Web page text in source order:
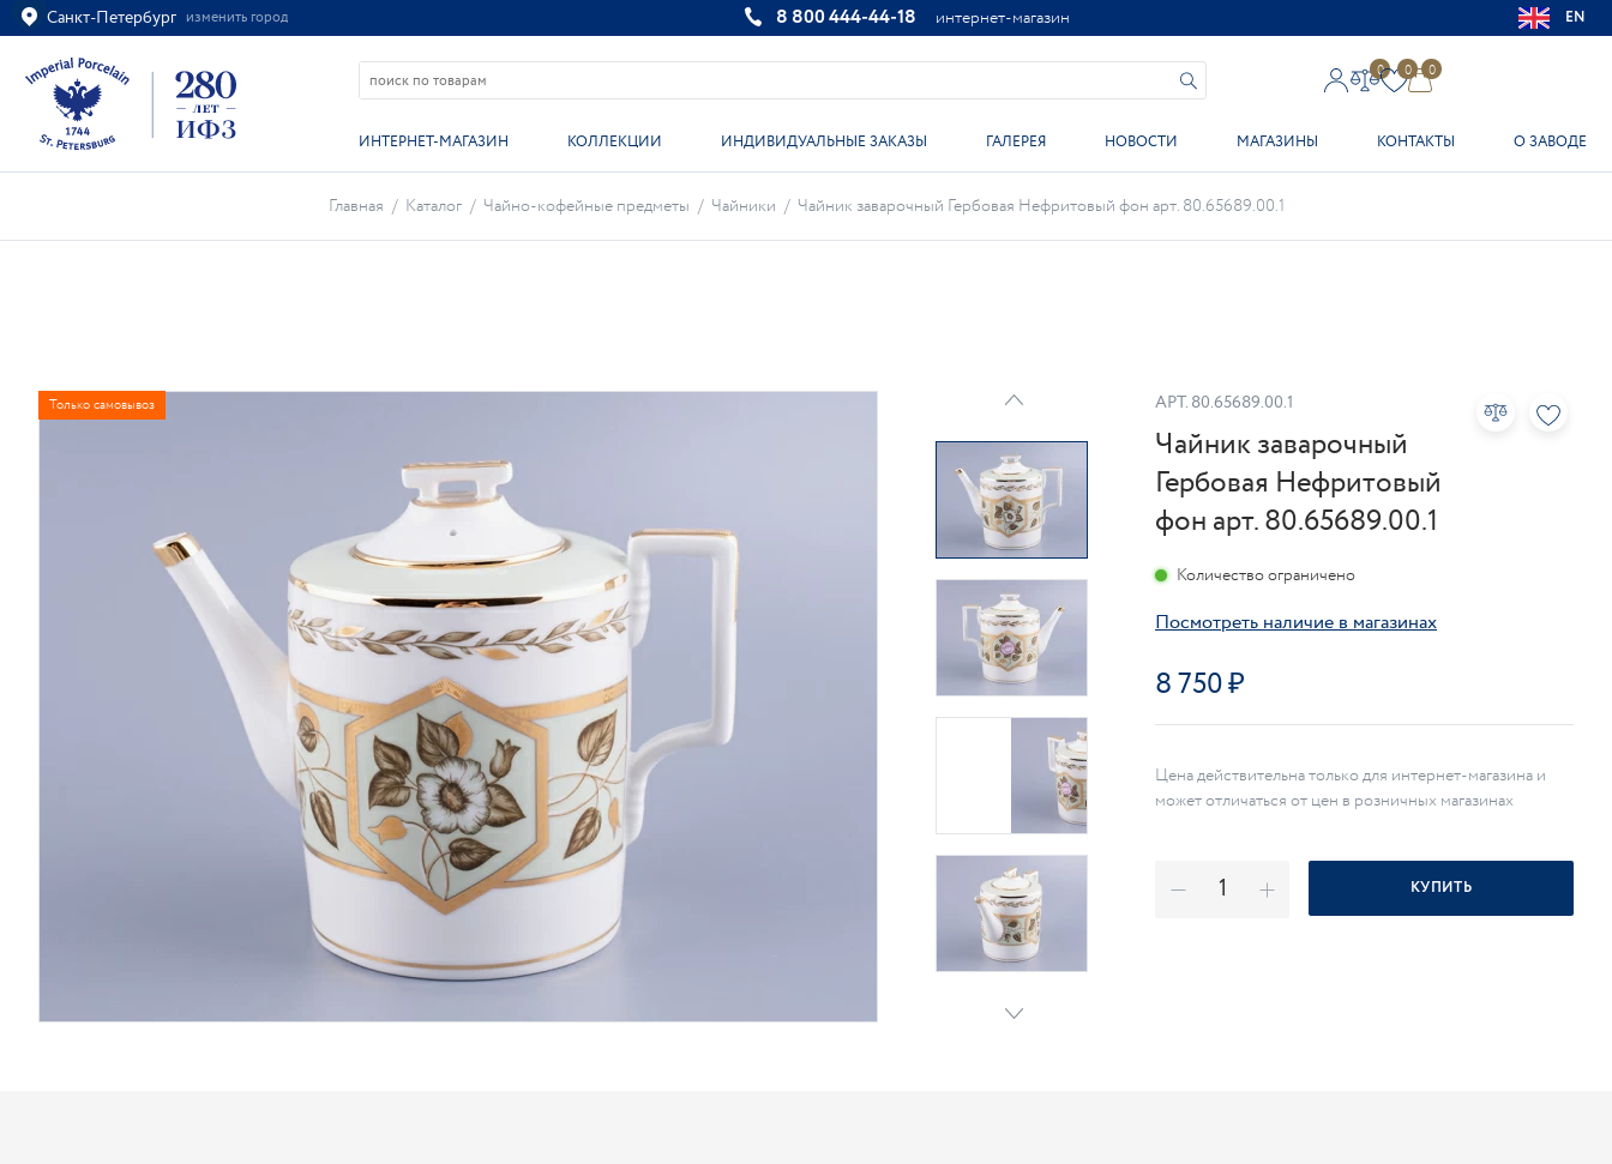
Санкт-Петербург изменить город
Ваш город Санкт-Петербург?
ВСЁ ВЕРНО ИЗМЕНИТЬ
8 800 444-44-18 интернет-магазин EN
0 0 0
ИНТЕРНЕТ-МАГАЗИН КОЛЛЕКЦИИ ИНДИВИДУАЛЬНЫЕ ЗАКАЗЫ ГАЛЕРЕЯ НОВОСТИ МАГАЗИНЫ КОНТАКТЫ О ЗАВОДЕ
Главная / Каталог / Чайно-кофейные предметы / Чайники / Чайник заварочный Гербовая Нефритовый фон арт. 80.65689.00.1
Только самовывоз АРТ. 80.65689.00.1
Чайник заварочный
Гербовая Нефритовый
фон арт. 80.65689.00.1
8 750
Посмотреть наличие в магазинах
Количество ограничено
Цена действительна только для интернет-магазина и
может отличаться от цен в розничных магазинах
КУПИТЬ